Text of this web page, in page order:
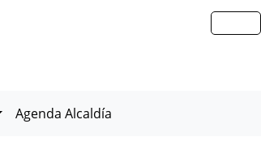
Agenda Alcaldía